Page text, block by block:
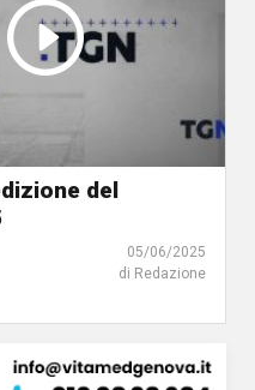
del
05/06/2025
di Redazione